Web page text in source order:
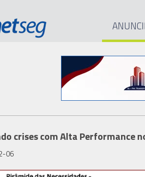
crises com Alta Performance
06